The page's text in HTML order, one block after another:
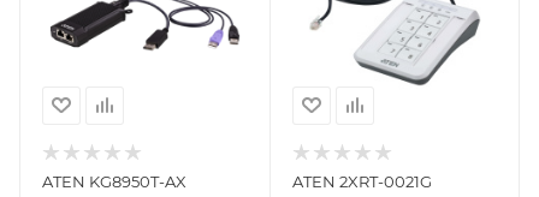
ATEN KG8950T-AX ATEN 2XRT-0021G